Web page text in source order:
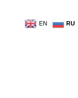
EN RU